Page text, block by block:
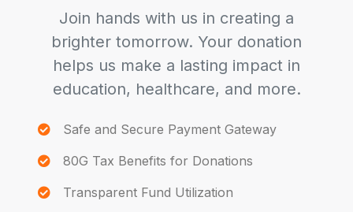
Join hands with us in creating a
brighter tomorrow. Your donation
helps us make a lasting impact in
education, healthcare, and more.
Safe and Secure Payment Gateway
80G Tax Benefits for Donations
Transparent Fund Utilization